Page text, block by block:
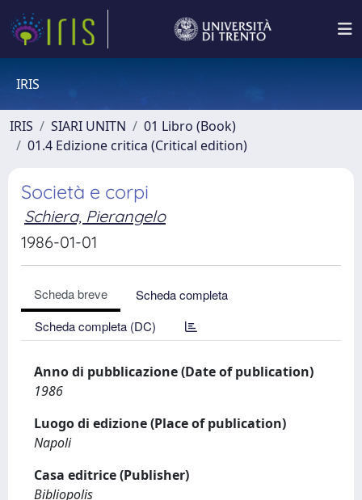
IRIS
IRIS SIARI UNITN
01 Libro (Book)
01.4 Edizione critica (Critical edition)
Società e corpi
Schiera, Pierangelo
1986-01-01
Scheda breve
Scheda completa
Scheda completa (DC)
Anno di pubblicazione (Date of publication)
1986
Luogo di edizione (Place of publication)
Napoli
Casa editrice (Publisher)
Bibliopolis